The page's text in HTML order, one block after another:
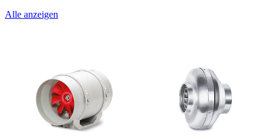
Alle anzeigen